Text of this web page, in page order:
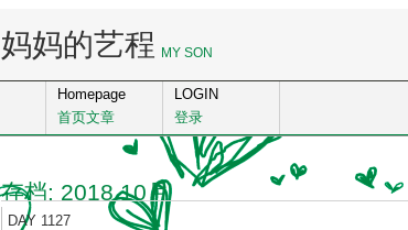
妈妈的艺程 MY SON
Homepage
首页文章
LOGIN
登录
存档: 2018 10月
DAY 1127